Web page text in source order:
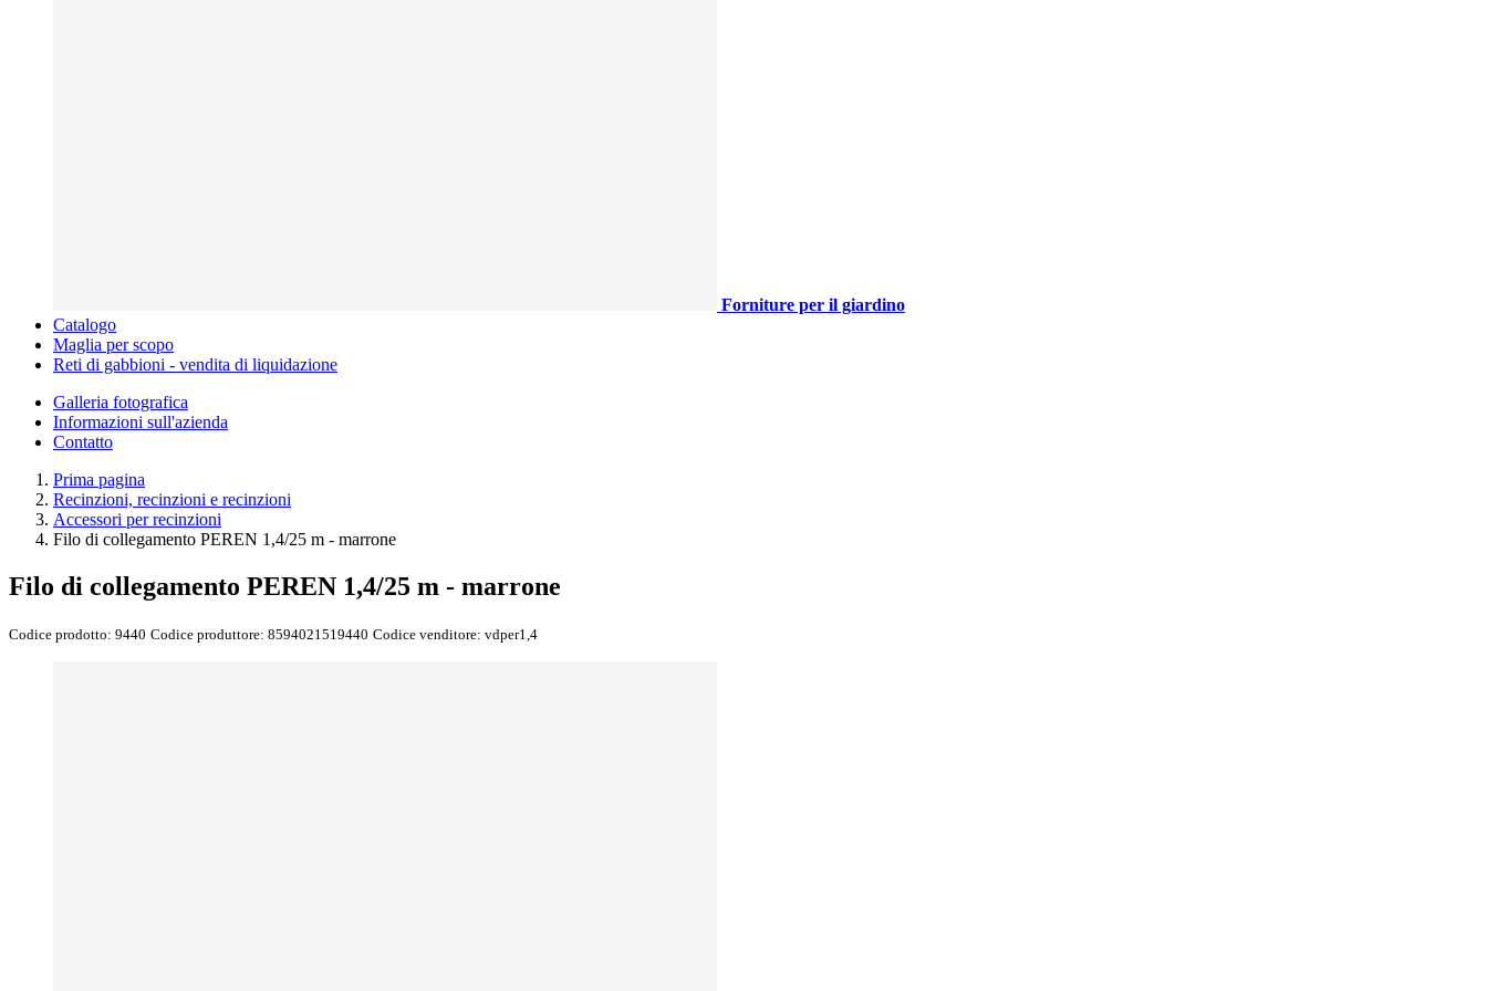
Forniture per il giardino
Catalogo
Maglia per scopo
Reti di gabbioni - vendita di liquidazione
Galleria fotografica
Informazioni sull'azienda
Contatto
Prima pagina
Recinzioni, recinzioni e recinzioni
Accessori per recinzioni
Filo di collegamento PEREN 1,4/25 m - marrone
Filo di collegamento PEREN 1,4/25 m - marrone
Codice prodotto: 9440 Codice produttore: 8594021519440 Codice venditore: vdper1,4